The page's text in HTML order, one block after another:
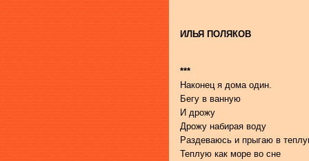
ИЛЬЯ ПОЛЯКОВ
***
Наконец я дома один.
Бегу в ванную
И дрожу
Дрожу набирая воду
Раздеваюсь и прыгаю в
Теплую как море во сне